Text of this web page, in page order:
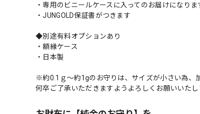
・専用のビニールケースに入ってのお届けになりま
・JUNGOLD保証書がつきます
◆別途有料オプションあり
・額縁ケース
・日本製
※約0.1ｇ〜約1gのお守りは、サイズが小さい為、
何卒ご了承いただきますようよろしくお願いいたし